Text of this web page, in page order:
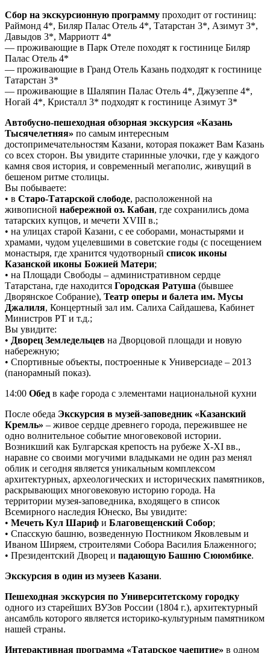
Сбор на экскурсионную программу проходит от гостиниц:
Раймонд 4*, Биляр Палас Отель 4*, Татарстан 3*, Азимут 3*,
Давыдов 3*, Марриотт 4*
— проживающие в Парк Отеле походят к гостинице Биляр
Палас Отель 4*
— проживающие в Гранд Отель Казань подходят к гостинице
Татарстан 3*
— проживающие в Шаляпин Палас Отель 4*, Джузеппе 4*,
Ногай 4*, Кристалл 3* подходят к гостинице Азимут 3*
Автобусно-пешеходная обзорная экскурсия «Казань
Тысячелетняя» по самым интересным
достопримечательностям Казани, которая покажет Вам Казань
со всех сторон. Вы увидите старинные улочки, где у каждого
камня своя история, и современный мегаполис, живущий в
бешеном ритме столицы.
Вы побываете:
• в Старо-Татарской слободе, расположенной на
живописной набережной оз. Кабан, где сохранились дома
татарских купцов, и мечети XVIII в.;
• на улицах старой Казани, с ее соборами, монастырями и
храмами, чудом уцелевшими в советские годы (с посещением
монастыря, где хранится чудотворный список иконы
Казанской иконы Божией Матери;
• на Площади Свободы – административном сердце
Татарстана, где находится Городская Ратуша (бывшее
Дворянское Собрание), Театр оперы и балета им. Мусы
Джалиля, Концертный зал им. Салиха Сайдашева, Кабинет
Министров РТ и т.д.;
Вы увидите:
• Дворец Земледельцев на Дворцовой площади и новую
набережную;
• Спортивные объекты, построенные к Универсиаде – 2013
(панорамный показ).
14:00 Обед в кафе города с элементами национальной кухни
После обеда Экскурсия в музей-заповедник «Казанский
Кремль» – живое сердце древнего города, пережившее не
одно волнительное событие многовековой истории.
Возникший как Булгарская крепость на рубеже X-XI вв.,
наравне со своими могучими владыками не один раз менял
облик и сегодня является уникальным комплексом
архитектурных, археологических и исторических памятников,
раскрывающих многовековую историю города. На
территории музея-заповедника, входящего в список
Всемирного наследия Юнеско, Вы увидите:
• Мечеть Кул Шариф и Благовещенский Собор;
• Спасскую башню, возведенную Постником Яковлевым и
Иваном Ширяем, строителями Собора Василия Блаженного;
• Президентский Дворец и падающую Башню Сююмбике.
Экскурсия в один из музеев Казани.
Пешеходная экскурсия по Университетскому городку
одного из старейших ВУЗов России (1804 г.), архитектурный
ансамбль которого является историко-культурным памятником
нашей страны.
Интерактивная программа «Татарское чаепитие» в одном